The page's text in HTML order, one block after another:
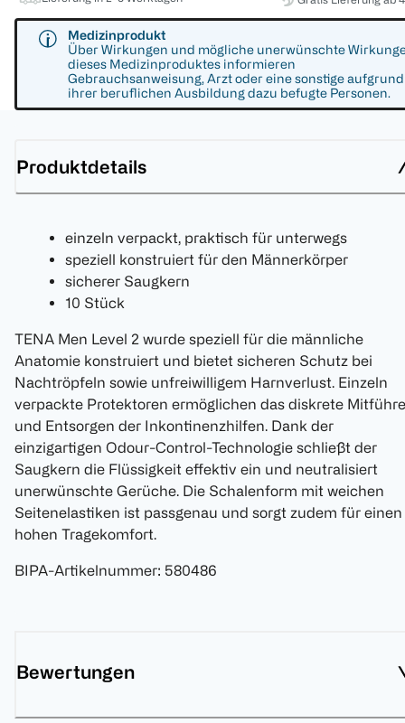
Medizinprodukt
Über Wirkungen und mögliche unerwünschte
dieses Medizinproduktes informieren
Gebrauchsanweisung, Arzt oder eine sonstige aufgrund
ihrer beruflichen Ausbildung dazu befugte Personen.
Produktdetails
einzeln verpackt, praktisch für unterwegs
speziell konstruiert für den Männerkörper
sicherer Saugkern
10 Stück
TENA Men Level 2 wurde speziell für die männliche
Anatomie konstruiert und bietet sicheren Schutz bei
Nachtröpfeln sowie unfreiwilligem Harnverlust. Einzeln
verpackte Protektoren ermöglichen das diskrete
und Entsorgen der Inkontinenzhilfen. Dank der
einzigartigen Odour-Control-Technologie schließt der
Saugkern die Flüssigkeit effektiv ein und neutralisiert
unerwünschte Gerüche. Die Schalenform mit weichen
Seitenelastiken ist passgenau und sorgt zudem für einen
hohen Tragekomfort.
BIPA-Artikelnummer: 580486
Bewertungen